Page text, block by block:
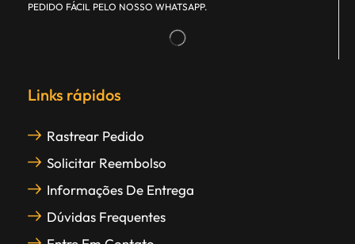
PEDIDO FÁCIL PELO NOSSO WHATSAPP.
Links rápidos
Rastrear Pedido
Solicitar Reembolso
Informações De Entrega
Dúvidas Frequentes